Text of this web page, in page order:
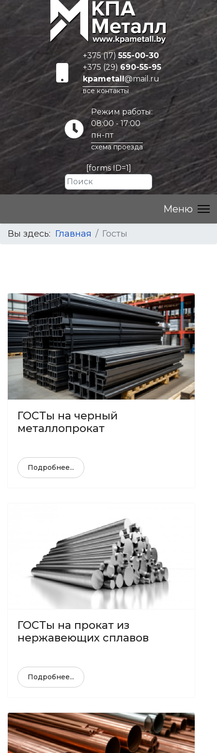
+375 (17)555-00-30
+375 (29) 690-55-95
kpametall@mail.ru
все контакты
Режим работы:
08:00 - 17:00
пн-пт
схема проезда
[forms ID=1]
Вы здесь: Главная Госты
ГОСТы на черный
металлопрокат
Подробнее...
ГОСТы на прокат из
нержавеющих сплавов
Подробнее...